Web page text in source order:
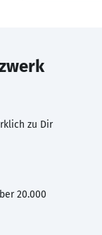
zu Dir
20.000